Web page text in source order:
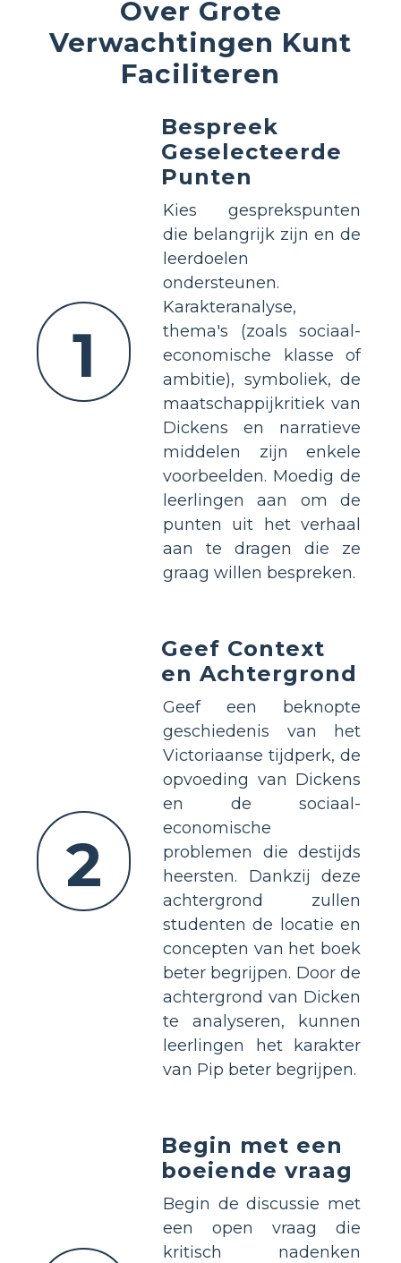
Over Grote
Verwachtingen Kunt
Faciliteren
1
Bespreek
Geselecteerde
Punten
Kies gesprekspunten
die belangrijk zijn en de
leerdoelen
ondersteunen.
Karakteranalyse,
thema's (zoals sociaal-
economische klasse of
ambitie), symboliek, de
maatschappijkritiek van
Dickens en narratieve
middelen zijn enkele
voorbeelden. Moedig de
leerlingen aan om de
punten uit het verhaal
aan te dragen die ze
graag willen bespreken.
2
Geef Context
en Achtergrond
Geef een beknopte
geschiedenis van het
Victoriaanse tijdperk, de
opvoeding van Dickens
en de sociaal-
economische
problemen die destijds
heersten. Dankzij deze
achtergrond zullen
studenten de locatie en
concepten van het boek
beter begrijpen. Door de
achtergrond van Dicken
te analyseren, kunnen
leerlingen het karakter
van Pip beter begrijpen.
Begin met een
boeiende vraag
Begin de discussie met
een open vraag die
kritisch nadenken